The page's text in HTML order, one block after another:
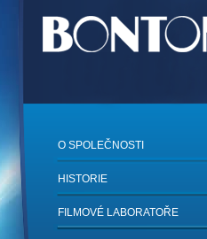
O SPOLEČNOSTI
HISTORIE
FILMOVÉ LABORATOŘE